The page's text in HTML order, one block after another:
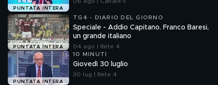
PUNTATA INTERA
PUNTATA INTERA
TG4 - DIARIO DEL GIORNO
Speciale - Addio Capitano. Franco Baresi,
un grande italiano
04 ago | Rete 4
PUNTATA INTERA
10 MINUTI
Giovedì 30 luglio
30 lug | Rete 4